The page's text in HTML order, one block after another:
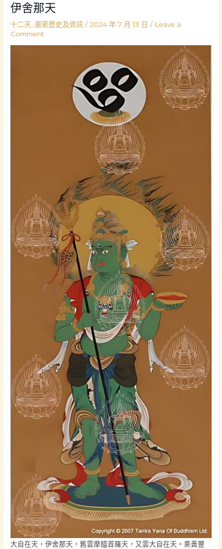
伊舍那天
十二天 唐密歷史及資訊 /2024 年 7 月 13 日/ Leave a
Comment
大自在天，伊舍那天，舊雲摩醯首羅天，又雲大自在天。乘黃豐